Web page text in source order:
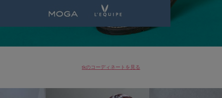
tkのコーディネートを見る